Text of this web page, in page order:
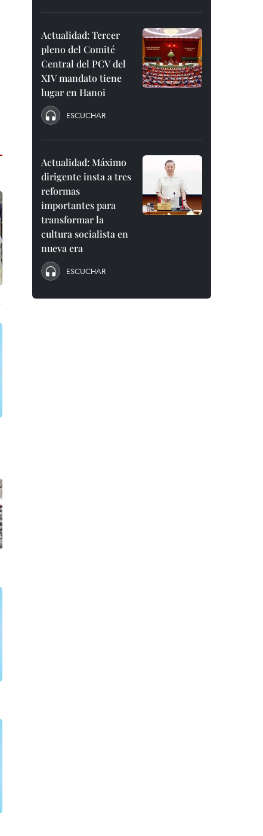
Actualidad: Tercer
pleno del Comité
Central del PCV del
XIV mandato tiene
lugar en Hanoi
ESCUCHAR
Actualidad: Máximo
dirigente insta a tres
reformas
importantes para
transformar la
cultura socialista en
nueva era
ESCUCHAR